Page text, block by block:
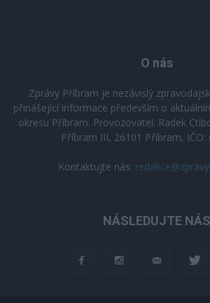
O nás
Zprávy Příbram je nezávislý
přinášející informace především o
okresu Příbram. Provozovatel: Radek
Příbram III, 26101 Příbram, IČO:
Kontaktujte nás:
NÁSLEDUJTE NÁS